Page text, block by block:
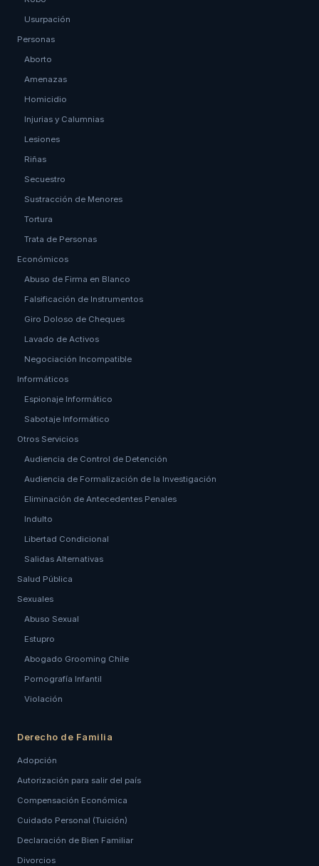
Usurpación
Personas
Aborto
Amenazas
Homicidio
Injurias y Calumnias
Lesiones
Riñas
Secuestro
Sustracción de Menores
Tortura
Trata de Personas
Económicos
Abuso de Firma en Blanco
Falsificación de Instrumentos
Giro Doloso de Cheques
Lavado de Activos
Negociación Incompatible
Informáticos
Espionaje Informático
Sabotaje Informático
Otros Servicios
Audiencia de Control de Detención
Audiencia de Formalización de la Investigación
Eliminación de Antecedentes Penales
Indulto
Libertad Condicional
Salidas Alternativas
Salud Pública
Sexuales
Abuso Sexual
Estupro
Abogado Grooming Chile
Pornografía Infantil
Violación
Derecho de Familia
Adopción
Autorización para salir del país
Compensación Económica
Cuidado Personal (Tuición)
Declaración de Bien Familiar
Divorcios